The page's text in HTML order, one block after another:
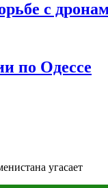
с
по Одессе
угасает